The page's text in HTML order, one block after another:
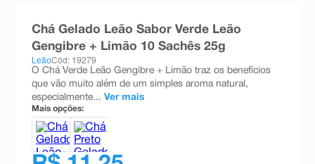
Chá Gelado Leão Sabor Verde Leão
Gengibre + Limão 10 Sachês 25g
LeãoCód: 19279
O Chá Verde Leão Gengibre + Limão traz os benefícios
que vão muito além de um simples aroma natural,
especialmente... Ver mais
Mais opções:
esmalte
ºabsorvente